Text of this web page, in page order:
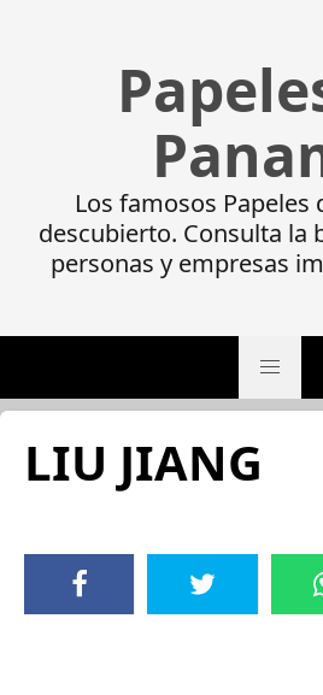
Los famosos Papeles
descubierto. Consulta la
personas y empresas
LIU JIANG